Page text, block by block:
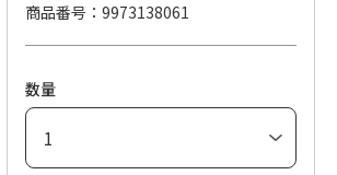
商品番号
9973138061
数量